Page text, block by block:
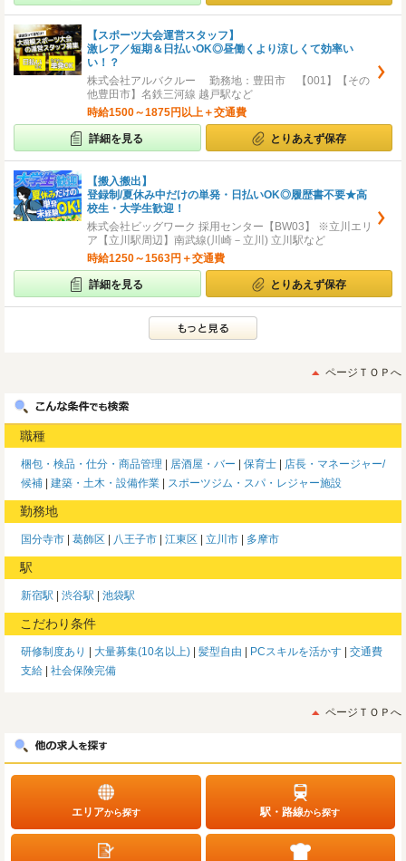
【スポーツ大会運営スタッフ】
激レア／短期＆日払いOK◎昼働くより涼しくて効率い
い！？
株式会社アルバクルー 勤務地：豊田市 【001】【その
他豊田市】名鉄三河線 越戸駅など
時給1500～1875円以上＋交通費
詳細を見る とりあえず保存
【搬入搬出】
登録制/夏休み中だけの単発・日払いOK◎履歴書不要★高
校生・大学生歓迎！
株式会社ビッグワーク 採用センター【BW03】 ※立川エリ
ア【立川駅周辺】南武線(川崎－立川) 立川駅など
時給1250～1563円＋交通費
詳細を見る とりあえず保存
ページＴＯＰへ
職種
梱包・検品・仕分・商品管理 居酒屋・バー 保育士
店長・マネージャー/
候補
建築・土木・設備作業 スポーツジム・スパ・レジャー施設
勤務地
国分寺市 葛飾区 八王子市 江東区 立川市 多摩市
駅
新宿駅 渋谷駅 池袋駅
こだわり条件
研修制度あり 大量募集(10名以上) 髪型自由 PCスキルを活かす
交通費
支給
社会保険完備
ページＴＯＰへ
エリアから探す 駅・路線から探す